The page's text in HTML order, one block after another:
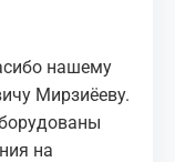
нашему
Мирзиёеву.
на